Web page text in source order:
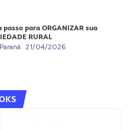
passo para ORGANIZAR sua
RURAL
21/04/2026